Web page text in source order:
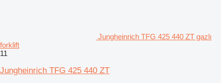
Jungheinrich TFG 425 440 ZT gazlı
forklift
11
Jungheinrich TFG 425 440 ZT